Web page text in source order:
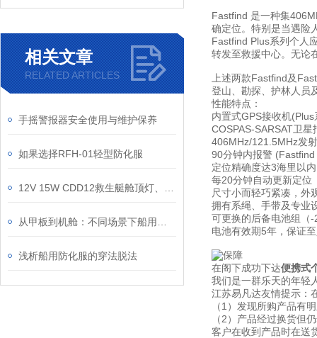
相关文章
RELATED ARTICLES
手摇警报器安全使用与维护保养
如果选择RFH-01轻型防化服
浅析船用防化服的穿法脱法
Fastfind 是一种集
确定位。特别是当遇险
Fastfind Plus系列个人
转发至救援中心。无论
上述两款Fastfind及
登山、勘探、护林人员
性能特点：
内置式GPS接收机(Plus
COSPAS-SARSAT卫星
406MHz/121.5MHz发射
90分钟内报警
定位精确度达3海里以
每20分钟自动更新定位
尺寸小而轻巧紧凑，外
拥有系绳、手带及专业
可更换的后备电池组（-
电池有效期5年，保证
在阁下成功下达便携式
我们是一群乐天的年轻
江苏易凡达友情提示：
（1）发现所购产品有
（2）产品经过换货但
客户在收到产品时在送